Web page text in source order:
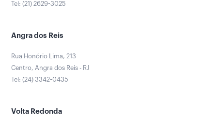
Tel: (21) 2629-3025
Angra dos Reis
Rua Honório Lima, 213
Centro, Angra dos Reis - RJ
Tel: (24) 3342-0435
Volta Redonda